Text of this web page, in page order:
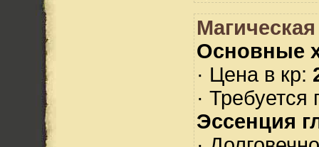
Основные
· Цена в кр:
· Требуется
Эссенция